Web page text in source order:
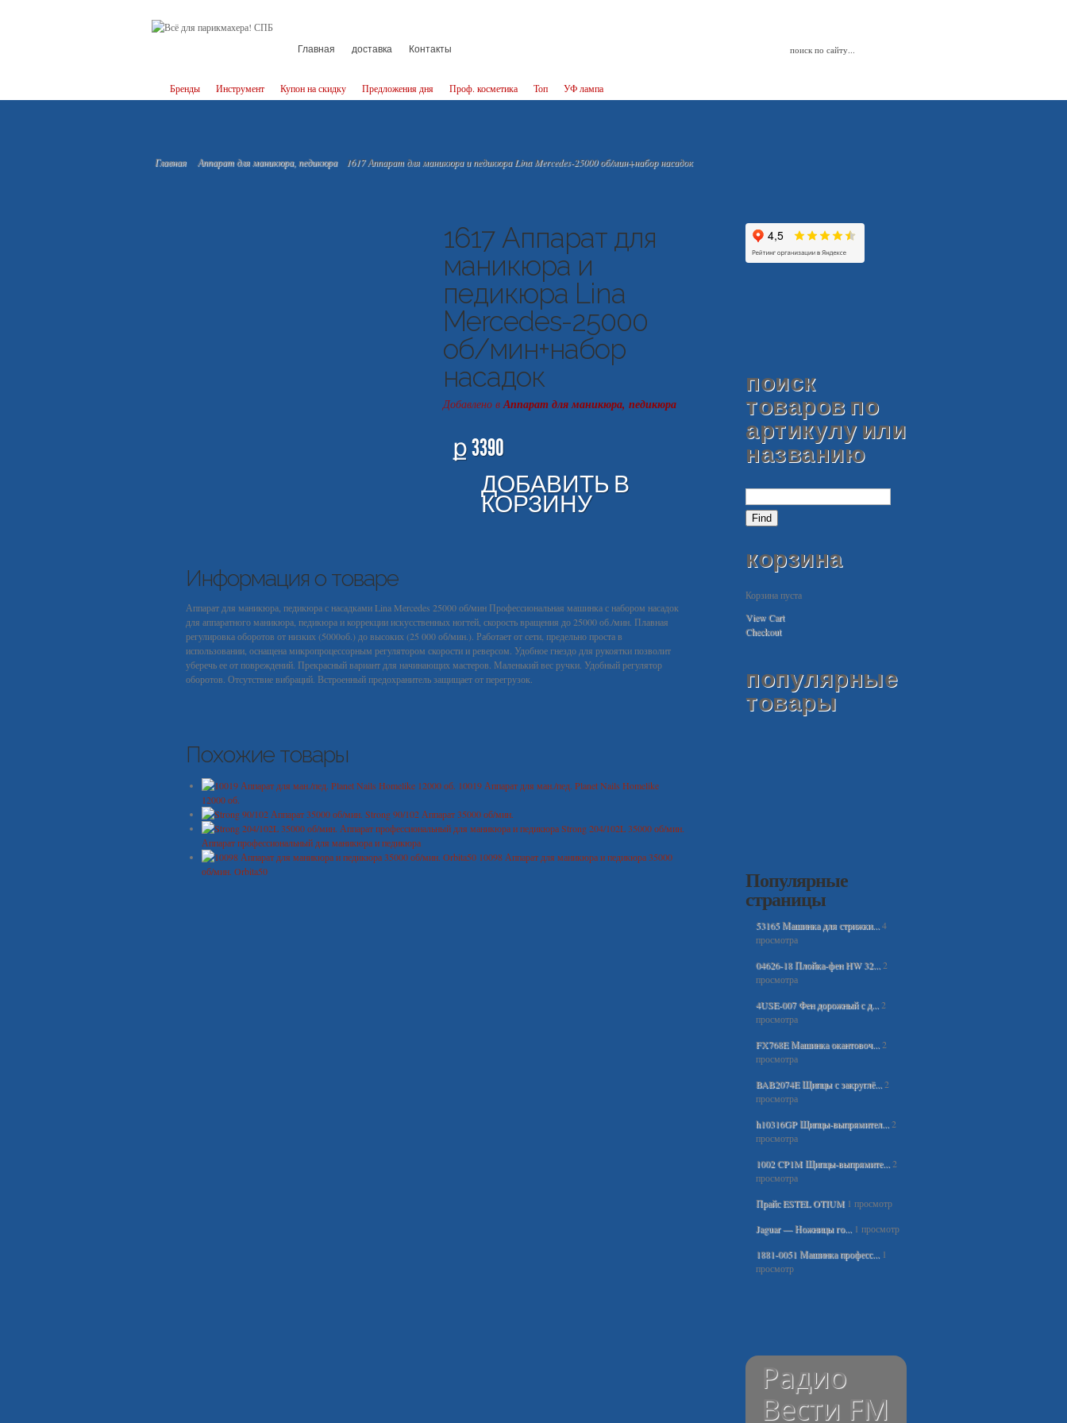
Главная доставка Контакты
Бренды Инструмент Купон на скидку Предложения дня Проф. косметика Топ УФ лампа
Главная Аппарат для маникюра, педикюра 1617 Аппарат для маникюра и педикюра Lina Mercedes-25000 об/мин+набор насадок
1617 Аппарат для
маникюра и
педикюра Lina
Mercedes-25000
об/мин+набор
насадок
Добавлено вАппарат для маникюра, педикюра
ք 3390
ДОБАВИТЬ В
КОРЗИНУ
Информация о товаре
Аппарат для маникюра, педикюра с насадками Lina Mercedes 25000 об/мин Профессиональная машинка с набором насадок
для аппаратного маникюра, педикюра и коррекции искусственных ногтей, скорость вращения до 25000 об./мин. Плавная
регулировка оборотов от низких (5000об.) до высоких (25 000 об/мин.). Работает от сети, предельно проста в
использовании, оснащена микропроцессорным регулятором скорости и реверсом. Удобное гнездо для рукоятки позволит
уберечь ее от повреждений. Прекрасный вариант для начинающих мастеров. Маленький вес ручки. Удобный регулятор
оборотов. Отсутствие вибраций. Встроенный предохранитель защищает от перегрузок.
Похожие товары
10019 Аппарат для ман./пед. Planet Nails Homelike
12000 об.
Strong 90/102 Аппарат 35000 об/мин.
Strong 204/102L 35000 об/мин.
Аппарат профессиональный для маникюра и педикюра
10098 Аппарат для маникюра и педикюра 35000
об/мин. Orbita50
поиск
товаров по
артикулу или
названию
корзина
Корзина пуста
View Cart
Checkout
популярные
товары
Популярные
страницы
53165 Машинка для стрижки...4
просмотра
04626-18 Плойка-фен HW 32...2
просмотра
4USE-007 Фен дорожный с д...2
просмотра
FX768E Машинка окантовоч...2
просмотра
BAB2074E Щипцы с закруглё...2
просмотра
h10316GP Щипцы-выпрямител...2
просмотра
1002 CP1M Щипцы-выпрямите...2
просмотра
Прайс ESTEL OTIUM 1 просмотр
Jaguar — Ножницы го... 1 просмотр
1881-0051 Машинка професс... 1
просмотр
Радио
Вести FM